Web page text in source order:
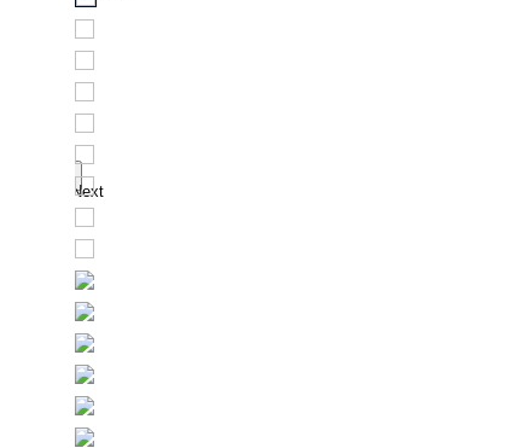
Next